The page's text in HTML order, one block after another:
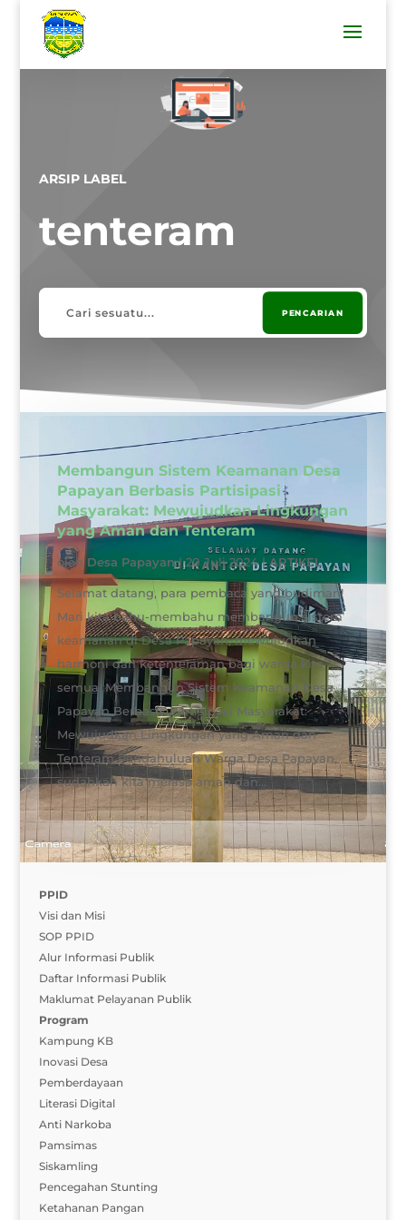
ARSIP LABEL
tenteram
Membangun Sistem Keamanan Desa
Papayan Berbasis Partisipasi
Masyarakat: Mewujudkan Lingkungan
yang Aman dan Tenteram
olehDesa Papayan|20 Juli 2024|ARTIKEL
Selamat datang, para pembaca yang budiman!
Mari kita bahu-membahu membangun sistem
keamanan di Desa Papayan, mewujudkan
harmoni dan ketenteraman bagi warga kita
semua. Membangun Sistem Keamanan Desa
Papayan Berbasis Partisipasi Masyarakat:
Mewujudkan Lingkungan yang Aman dan
Tenteram Pendahuluan Warga Desa Papayan,
sudahkah kita merasa aman dan...
PPID
Visi dan Misi
SOP PPID
Alur Informasi Publik
Daftar Informasi Publik
Maklumat Pelayanan Publik
Program
Kampung KB
Inovasi Desa
Pemberdayaan
Literasi Digital
Anti Narkoba
Pamsimas
Siskamling
Pencegahan Stunting
Ketahanan Pangan